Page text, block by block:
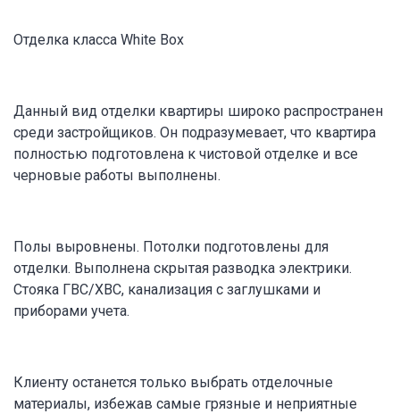
Отделка класса White Box
Данный вид отделки квартиры широко распространен
среди застройщиков. Он подразумевает, что квартира
полностью подготовлена к чистовой отделке и все
черновые работы выполнены.
Полы выровнены. Потолки подготовлены для
отделки. Выполнена скрытая разводка электрики.
Стояка ГВС/ХВС, канализация с заглушками и
приборами учета.
Клиенту останется только выбрать отделочные
материалы, избежав самые грязные и неприятные